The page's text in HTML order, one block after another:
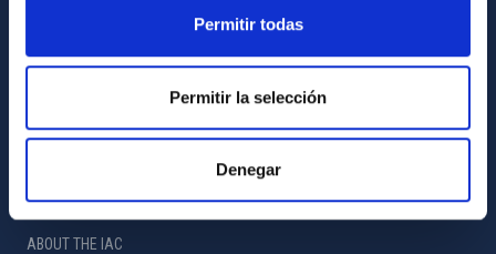
Permitir todas
Permitir la selección
Denegar
How to get to the IAC
ABOUT THE IAC